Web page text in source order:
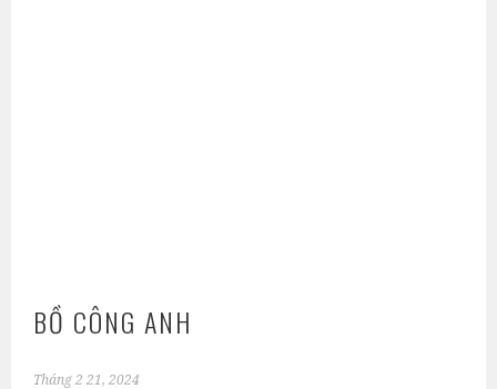
BỒ CÔNG ANH
Tháng 2 21, 2024